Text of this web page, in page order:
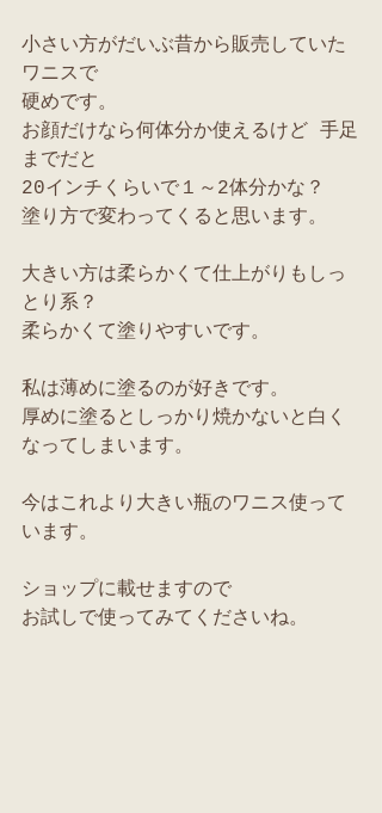
小さい方がだいぶ昔から販売していた
ワニスで
硬めです。
お顔だけなら何体分か使えるけど 手足
までだと
20インチくらいで１～2体分かな？
塗り方で変わってくると思います。
大きい方は柔らかくて仕上がりもしっ
とり系？
柔らかくて塗りやすいです。
私は薄めに塗るのが好きです。
厚めに塗るとしっかり焼かないと白く
なってしまいます。
今はこれより大きい瓶のワニス使って
います。
ショップに載せますので
お試しで使ってみてくださいね。